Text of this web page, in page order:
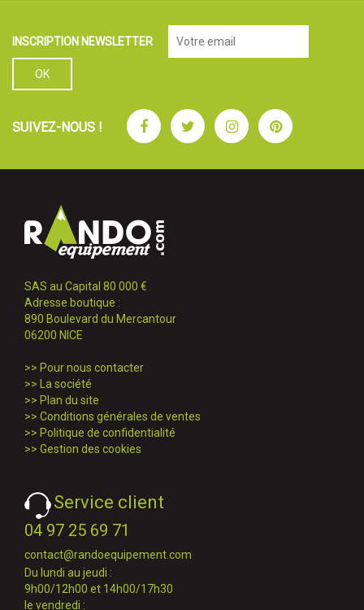
INSCRIPTION NEWSLETTER
SUIVEZ-NOUS ! FacebookTwitterInstagramPinterest
SAS au Capital 80 000 €
Adresse boutique :
890 Boulevard du Mercantour
06200 NICE
>> Pour nous contacter
>>
La société
>> Plan du site
>> Conditions générales de ventes
>> Politique de confidentialité
>> Gestion des cookies
Service client
04 97 25 69 71
contact@randoequipement.com
Du lundi au jeudi :
9h00/12h00 et 14h00/17h30
le vendredi :